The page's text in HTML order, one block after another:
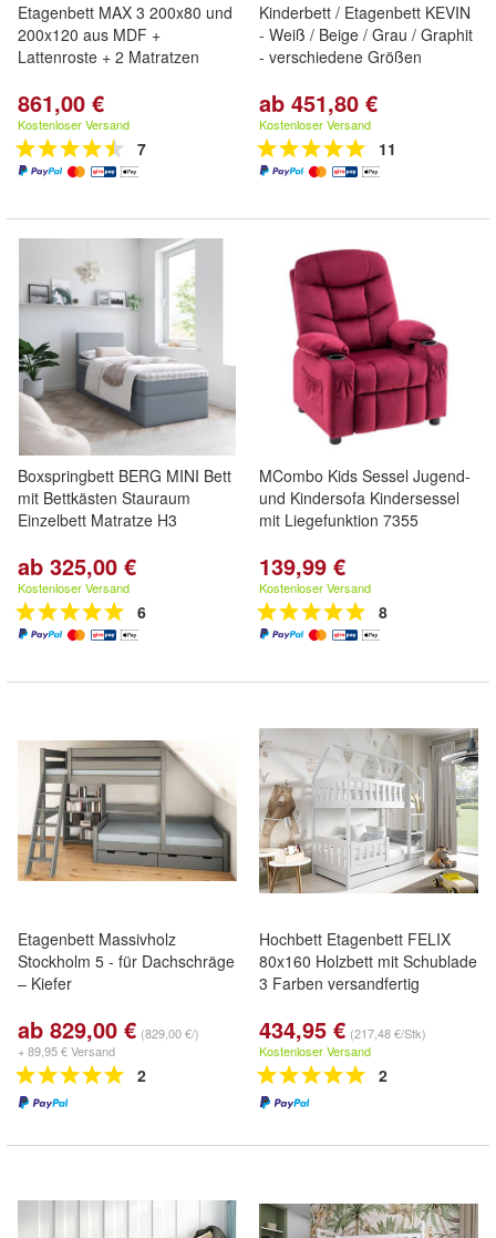
Etagenbett MAX 3 200x80 und
200x120 aus MDF +
Lattenroste + 2 Matratzen
861,00 €
Kostenloser Versand
7
Kinderbett / Etagenbett KEVIN
- Weiß / Beige / Grau / Graphit
- verschiedene Größen
ab 451,80 €
Kostenloser Versand
11
Boxspringbett BERG MINI Bett
mit Bettkästen Stauraum
Einzelbett Matratze H3
ab 325,00 €
Kostenloser Versand
6
MCombo Kids Sessel Jugend-
und Kindersofa Kindersessel
mit Liegefunktion 7355
139,99 €
Kostenloser Versand
8
Etagenbett Massivholz
Stockholm 5 - für Dachschräge
– Kiefer
ab 829,00 € (829,00 €/)
+ 89,95 € Versand
2
Hochbett Etagenbett FELIX
80x160 Holzbett mit Schublade
3 Farben versandfertig
434,95 € (217,48 €/Stk)
Kostenloser Versand
2